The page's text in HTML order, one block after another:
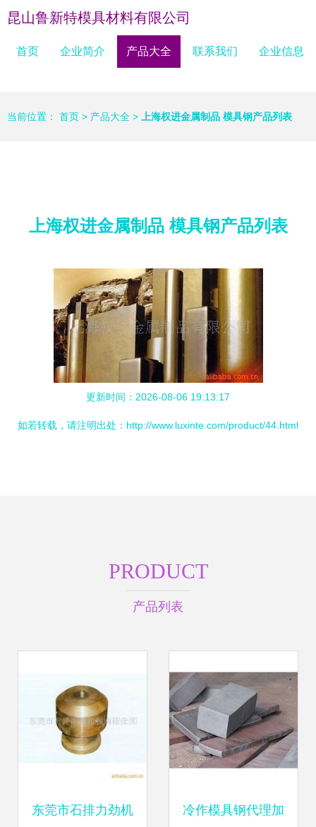
昆山鲁新特模具材料有限公司
首页 企业简介 产品大全 联系我们 企业信息
当前位置： 首页 > 产品大全 > 上海权进金属制品 模具钢产品列表
上海权进金属制品 模具钢产品列表
更新时间：2026-08-06 19:13:17
如若转载，请注明出处：http://www.luxinte.com/product/44.html
PRODUCT
产品列表
东莞市石排力劲机 冷作模具钢代理加